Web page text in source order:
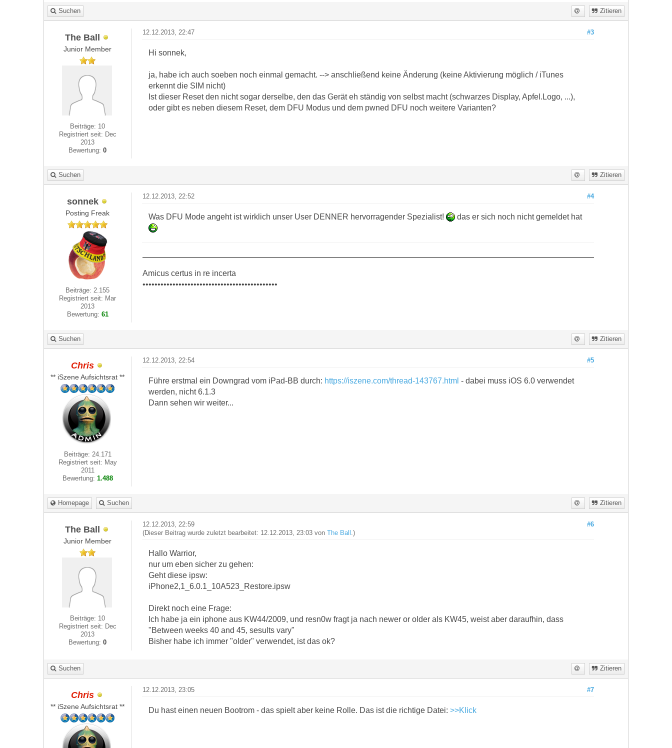
Suchen Zitieren
The Ball
Junior Member
Beiträge: 10
Registriert seit: Dec
2013
Bewertung:0
#3
12.12.2013, 22:47
Hi sonnek,
ja, habe ich auch soeben noch einmal gemacht. --> anschließend keine Änderung (keine Aktivierung möglich / iTunes
erkennt die SIM nicht)
Ist dieser Reset den nicht sogar derselbe, den das Gerät eh ständig von selbst macht (schwarzes Display, Apfel.Logo, ...),
oder gibt es neben diesem Reset, dem DFU Modus und dem pwned DFU noch weitere Varianten?
Suchen Zitieren
sonnek
Posting Freak
Beiträge: 2.155
Registriert seit: Mar
2013
Bewertung: 61
#4
12.12.2013, 22:52
Was DFU Mode angeht ist wirklich unser User DENNER hervorragender Spezialist! das er sich noch nicht gemeldet hat
Amicus certus in re incerta
•••••••••••••••••••••••••••••••••••••••••••••
Suchen Zitieren
Chris
** iSzene Aufsichtsrat **
Beiträge: 24.171
Registriert seit: May
2011
Bewertung: 1.488
#5
12.12.2013, 22:54
Führe erstmal ein Downgrad vom iPad-BB durch: https://iszene.com/thread-143767.html - dabei muss iOS 6.0 verwendet
werden, nicht 6.1.3
Dann sehen wir weiter...
Homepage Suchen Zitieren
The Ball
Junior Member
Beiträge: 10
Registriert seit: Dec
2013
Bewertung:0
#6
12.12.2013, 22:59
(Dieser Beitrag wurde zuletzt bearbeitet: 12.12.2013, 23:03 von The Ball .)
Hallo Warrior,
nur um eben sicher zu gehen:
Geht diese ipsw:
iPhone2,1_6.0.1_10A523_Restore.ipsw
Direkt noch eine Frage:
Ich habe ja ein iphone aus KW44/2009, und resn0w fragt ja nach newer or older als KW45, weist aber daraufhin, dass
"Between weeks 40 and 45, sesults vary"
Bisher habe ich immer "older" verwendet, ist das ok?
Suchen Zitieren
Chris
** iSzene Aufsichtsrat **
#7
12.12.2013, 23:05
Du hast einen neuen Bootrom - das spielt aber keine Rolle. Das ist die richtige Datei: >>Klick